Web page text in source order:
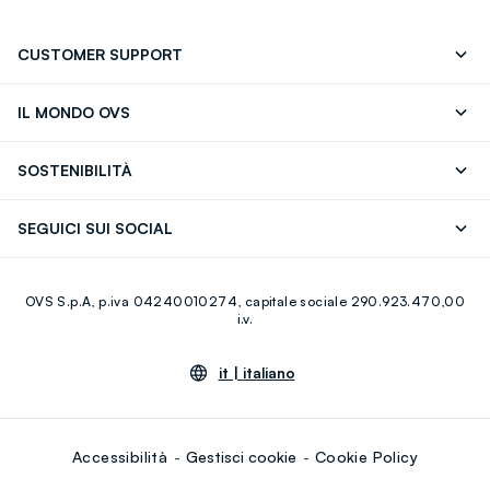
CUSTOMER SUPPORT
IL MONDO OVS
Giftcard
SOSTENIBILITÀ
SEGUICI SUI SOCIAL
Youtube Linkedin
OVS S.p.A, p.iva 04240010274, capitale sociale 290.923.470,00
i.v.
it | italiano
Accessibilità Gestisci cookie Cookie Policy